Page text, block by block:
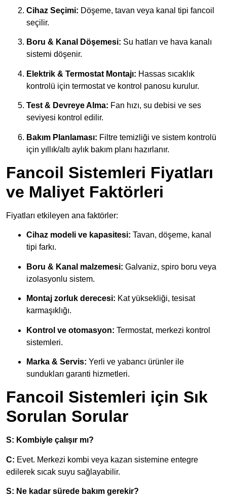
Cihaz Seçimi: Döşeme, tavan veya kanal tipi fancoil
seçilir.
Boru & Kanal Döşemesi: Su hatları ve hava kanalı
sistemi döşenir.
Elektrik & Termostat Montajı: Hassas sıcaklık
kontrolü için termostat ve kontrol panosu kurulur.
Test & Devreye Alma: Fan hızı, su debisi ve ses
seviyesi kontrol edilir.
Bakım Planlaması: Filt­re temizliği ve sistem kontrolü
için yıllık/altı aylık bakım planı hazırlanır.
Fancoil Sistemleri Fiyatları
ve Maliyet Faktörleri
Fiyatları etkileyen ana faktörler:
Cihaz modeli ve kapasitesi: Tavan, döşeme, kanal
tipi farkı.
Boru & Kanal malzemesi: Galvaniz, spiro boru veya
izolasyonlu sistem.
Montaj zorluk derecesi: Kat yüksekliği, tesisat
karmaşıklığı.
Kontrol ve otomasyon: Termostat, merkezi kontrol
sistemleri.
Marka & Servis: Yerli ve yabancı ürünler ile
sundukları garanti hizmetleri.
Fancoil Sistemleri için Sık
Sorulan Sorular
S: Kombiyle çalışır mı?
C: Evet. Merkezi kombi veya kazan sistemine entegre
edilerek sıcak suyu sağlayabilir.
S: Ne kadar sürede bakım gerekir?